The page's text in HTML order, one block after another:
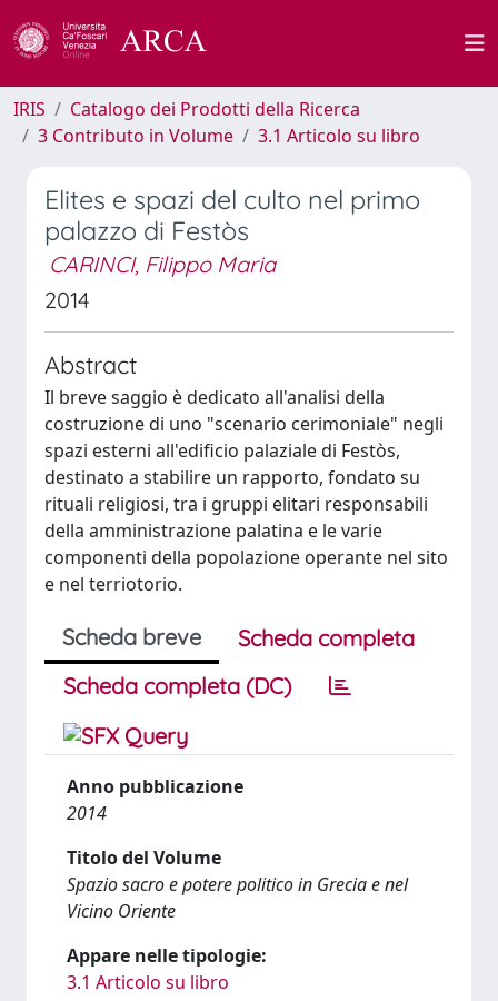
IRIS
Catalogo dei Prodotti della Ricerca
3 Contributo in Volume
3.1 Articolo su libro
Elites e spazi del culto nel primo
palazzo di Festòs
CARINCI, Filippo Maria
2014
Abstract
Il breve saggio è dedicato all'analisi della
costruzione di uno "scenario cerimoniale" negli
spazi esterni all'edificio palaziale di Festòs,
destinato a stabilire un rapporto, fondato su
rituali religiosi, tra i gruppi elitari responsabili
della amministrazione palatina e le varie
componenti della popolazione operante nel sito
e nel terriotorio.
Scheda breve
Scheda completa
Scheda completa (DC)
Anno pubblicazione
2014
Titolo del Volume
Spazio sacro e potere politico in Grecia e nel
Vicino Oriente
Appare nelle tipologie:
3.1 Articolo su libro